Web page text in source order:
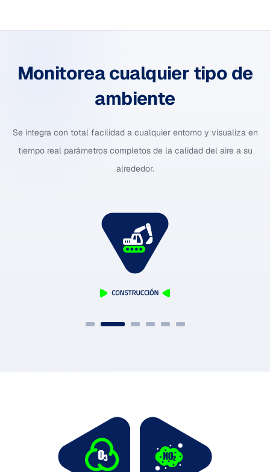
Monitorea cualquier tipo de
ambiente
Se integra con total facilidad a cualquier entorno y visualiza en
tiempo real parámetros completos de la calidad del aire a su
alrededor.